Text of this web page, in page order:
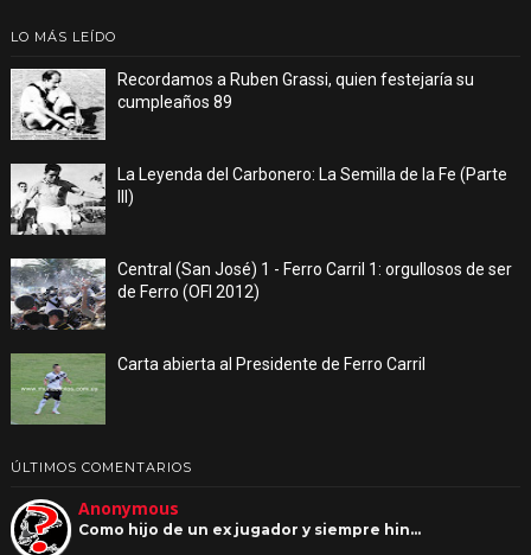
LO MÁS LEÍDO
Recordamos a Ruben Grassi, quien festejaría su
cumpleaños 89
La Leyenda del Carbonero: La Semilla de la Fe (Parte
III)
Central (San José) 1 - Ferro Carril 1: orgullosos de ser
de Ferro (OFI 2012)
Carta abierta al Presidente de Ferro Carril
ÚLTIMOS COMENTARIOS
Anonymous
Como hijo de un ex jugador y siempre hin…